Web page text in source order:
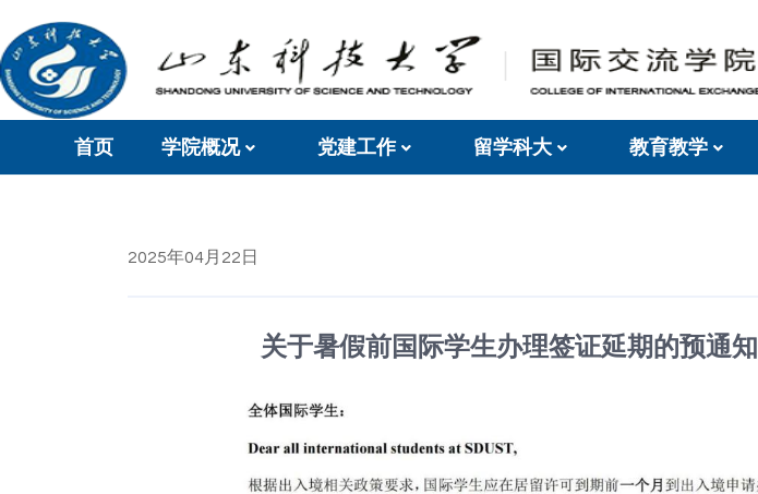
首页 学院概况 党建工作 留学科大 教育教学
2025年04月22日
关于暑假前国际学生办理签证延期的预通知